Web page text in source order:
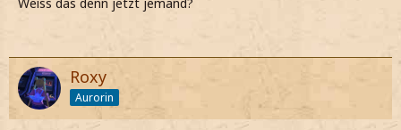
Roxy
Aurorin